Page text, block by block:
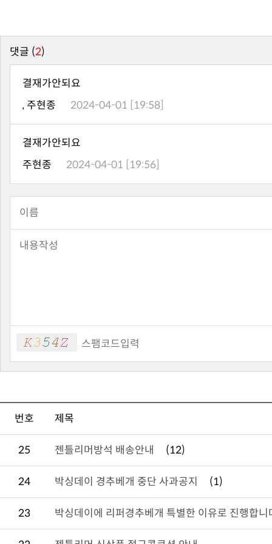
댓글 (2)
결재가안되요
, 주현종
2024-04-01 [19:58]
결재가안되요
주현종
2024-04-01 [19:56]
번호 제목
25 젠틀리머방석 배송안내 (12)
24 박싱데이 경추베개 중단 사과공지 (1)
23 박싱데이에 리퍼경추베개 특별한 이유로 진행합니